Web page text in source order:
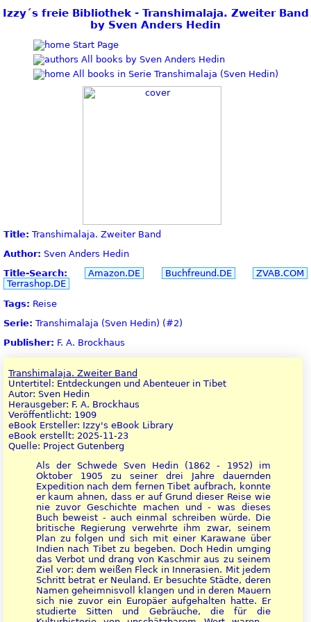
Izzy´s freie Bibliothek - Transhimalaja. Zweiter Band
by Sven Anders Hedin
Start Page
All books by Sven Anders Hedin
All books in Serie Transhimalaja (Sven Hedin)
Title: Transhimalaja. Zweiter Band
Author: Sven Anders Hedin
Title-Search:
Amazon.DE Buchfreund.DE
ZVAB.COM
Terrashop.DE
Tags: Reise
Serie: Transhimalaja (Sven Hedin) (#2)
Publisher: F. A. Brockhaus
Transhimalaja. Zweiter Band
Untertitel: Entdeckungen und Abenteuer in Tibet
Autor: Sven Hedin
Herausgeber: F. A. Brockhaus
Veröffentlicht: 1909
eBook Ersteller: Izzy's eBook Library
eBook erstellt: 2025-11-23
Quelle: Project Gutenberg
Als der Schwede Sven Hedin (1862 - 1952) im
Oktober 1905 zu seiner drei Jahre dauernden
Expedition nach dem fernen Tibet aufbrach, konnte
er kaum ahnen, dass er auf Grund dieser Reise wie
nie zuvor Geschichte machen und - was dieses
Buch beweist - auch einmal schreiben würde. Die
britische Regierung verwehrte ihm zwar, seinem
Plan zu folgen und sich mit einer Karawane über
Indien nach Tibet zu begeben. Doch Hedin umging
das Verbot und drang von Kaschmir aus zu seinem
Ziel vor: dem weißen Fleck in Innerasien. Mit jedem
Schritt betrat er Neuland. Er besuchte Städte, deren
Namen geheimnisvoll klangen und in deren Mauern
sich nie zuvor ein Europäer aufgehalten hatte. Er
studierte Sitten und Gebräuche, die für die